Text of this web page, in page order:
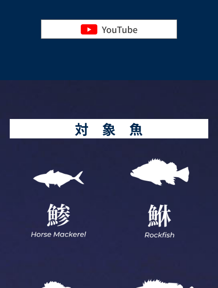
対 象 魚